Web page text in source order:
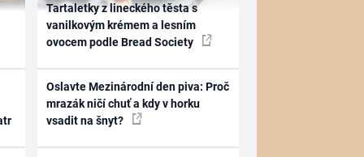
Tartaletky z lineckého těsta s
vanilkovým krémem a lesním
ovocem podle Bread Society
Oslavte Mezinárodní den piva: Proč
mrazák ničí chuť a kdy v horku
vsadit na šnyt?